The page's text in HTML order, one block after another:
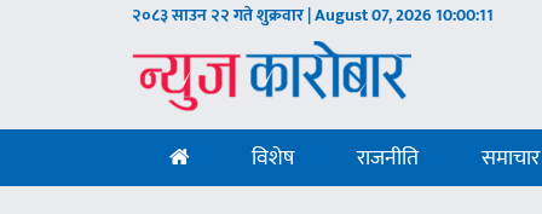
२०८३ साउन २२ गते शुक्रवार | August 07, 202610:00:11
विशेष राजनीति समाचार